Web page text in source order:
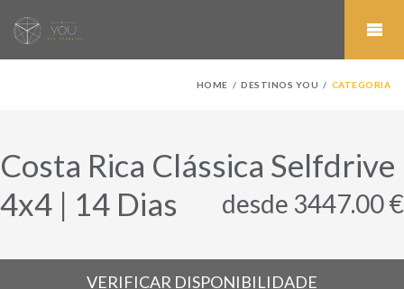
HOME DESTINOS YOU CATEGORIA
Costa Rica Clássica Selfdrive
4x4 | 14 Dias
desde 3447.00 €
VERIFICAR DISPONIBILIDADE